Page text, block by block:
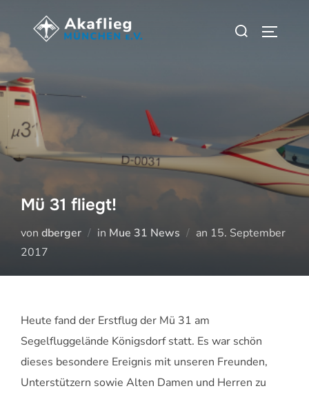
Inhalten
springen
Suchen
Mü 31 fliegt!
von dberger in Mue 31 News an Veröffentlicht
15. September
2017
Heute fand der Erstflug der Mü 31 am
Segelfluggelände Königsdorf statt. Es war schön
dieses besondere Ereignis mit unseren Freunden,
Unterstützern sowie Alten Damen und Herren zu